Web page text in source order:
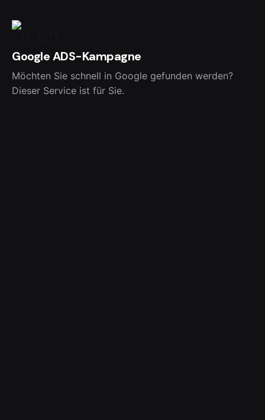
Google ADS-Kampagne
Möchten Sie schnell in Google gefunden werden?
Dieser Service ist für Sie.